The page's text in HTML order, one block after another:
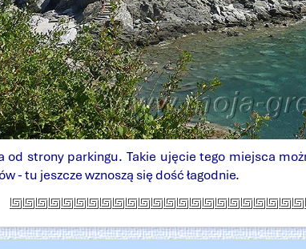
od strony parkingu. Takie ujęcie tego miejsca
- tu jeszcze wznoszą się dość łagodnie.